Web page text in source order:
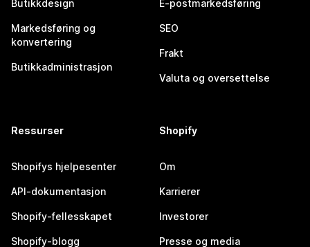
Butikkdesign
Markedsføring og
konvertering
Butikkadministrasjon
E-postmarkedsføring
SEO
Frakt
Valuta og oversettelse
Ressurser
Shopifys hjelpesenter
API-dokumentasjon
Shopify-fellesskapet
Shopify-blogg
Shopify
Om
Karrierer
Investorer
Presse og media